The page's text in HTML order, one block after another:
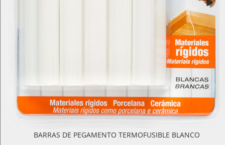
BARRAS DE PEGAMENTO TERMOFUSIBLE BLANCO